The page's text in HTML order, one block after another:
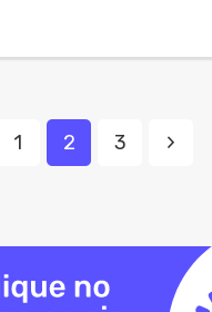
1 2 3